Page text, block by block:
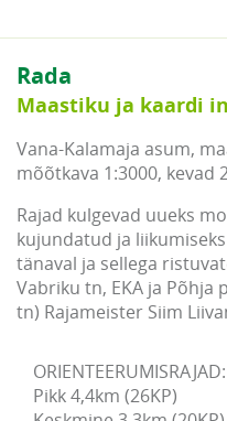
Rada
Maastiku ja kaardi
Vana-Kalamaja asum,
mõõtkava 1:3000, kevad
Rajad kulgevad uueks
kujundatud ja
tänaval ja sellega
Vabriku tn, EKA ja Põhja
tn) Rajameister Siim
ORIENTEERUMISRAJAD:
Pikk 4,4km (26KP)